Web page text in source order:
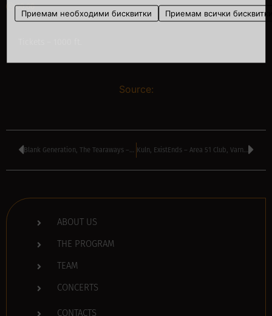
Приемам необходими бисквитки Приемам всички
00:00
Source:
Blank Generation, The Tearaways – Toucan Bluzz & Rock Bar, Sofia, Bulgaria Kuln, ExistEnds – Area 51 Club, Varna, Bulgaria
ABOUT US
THE PROGRAM
TEAM
CONCERTS
CONTACTS